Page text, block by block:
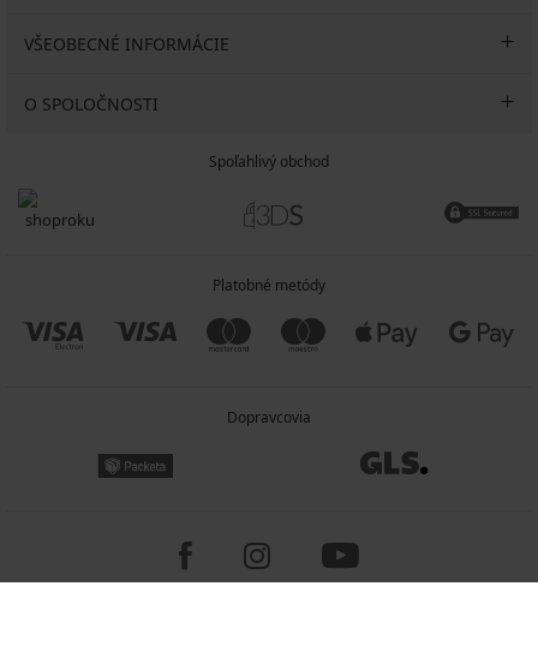
VŠEOBECNÉ INFORMÁCIE
O SPOLOČNOSTI
Spoľahlivý obchod
Platobné metódy
Dopravcovia